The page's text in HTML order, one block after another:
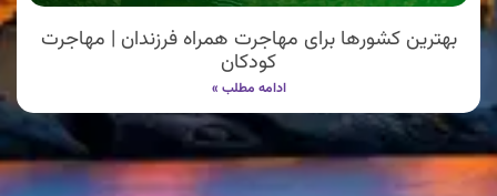
بهترین کشورها برای مهاجرت همراه فرزندان | مهاجرت
کودکان
ادامه مطلب »